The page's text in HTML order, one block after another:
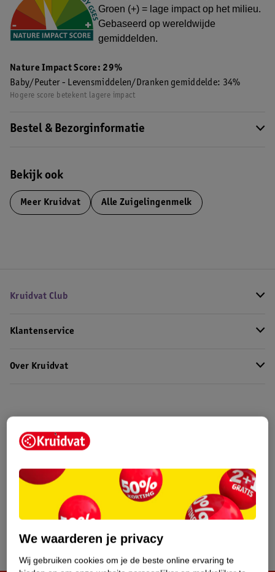
Groen (+) = lage impact op het milieu.
Gebaseerd op wereldwijde
gemiddelden.
Nature Impact Score: 29%
Baby/Peuter - Levensmiddelen/Dranken gemiddelde: 34%
Hogere score betekent lagere impact
Bestel & Bezorginformatie
Bekijk ook
Meer Kruidvat Alle Zuigelingenmelk
Kruidvat Club
Klantenservice
Over Kruidvat
We waarderen je privacy
Wij gebruiken cookies om je de beste online ervaring te